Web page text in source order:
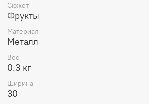
Сюжет
Фрукты
Материал
Металл
Вес
0.3 кг
Ширина
30